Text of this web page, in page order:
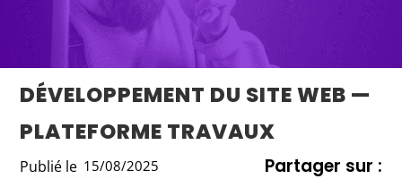
DÉVELOPPEMENT DU SITE WEB —
PLATEFORME TRAVAUX
Publié le 15/08/2025 Partager sur :